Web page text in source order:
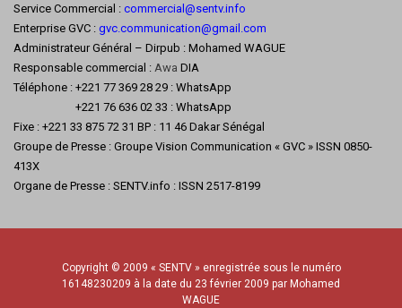
Service Commercial : commercial@sentv.info
Enterprise GVC : gvc.communication@gmail.com
Administrateur Général – Dirpub : Mohamed WAGUE
Responsable commercial : Awa DIA
Téléphone : +221 77 369 28 29 : WhatsApp
+221 76 636 02 33 : WhatsApp
Fixe : +221 33 875 72 31 BP : 11 46 Dakar Sénégal
Groupe de Presse : Groupe Vision Communication « GVC » ISSN 0850-
413X
Organe de Presse : SENTV.info : ISSN 2517-8199
Copyright © 2009 « SENTV » enregistrée sous le numéro
16148230209 à la date du 23 février 2009 par Mohamed
WAGUE